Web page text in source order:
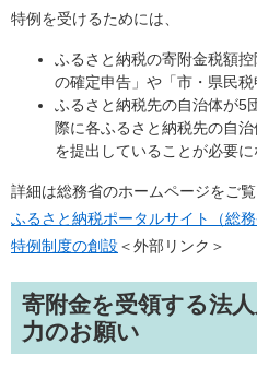
特例を受けるためには、
ふるさと納税の寄附金税額
の確定申告」や「市・県民
ふるさと納税先の自治体が5
際に各ふるさと納税先の自
を提出していることが必要に
詳細は総務省のホームページをご覧
ふるさと納税ポータルサイト（総
特例制度の創設 ＜外部リンク＞
寄附金を受領する法
力のお願い